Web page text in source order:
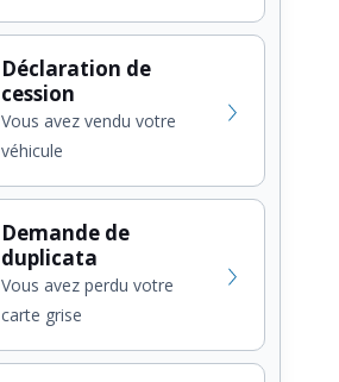
Déclaration de
cession
Vous avez vendu votre
véhicule
Demande de
duplicata
Vous avez perdu votre
carte grise